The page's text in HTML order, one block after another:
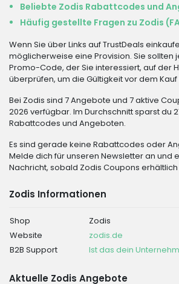
Beliebte Zodis Rabattcodes und
Häufig gestellte Fragen zu Zodis
Wenn Sie über Links auf TrustDeals
möglicherweise eine Provision. Sie sollten
Promo-Code, der Sie interessiert, auf der
überprüfen, um die Gültigkeit vor dem
Bei Zodis sind 7 Angebote und 7 aktive
2026 verfügbar. Im Durchschnitt sparst du
Rabattcodes und Angeboten.
Es sind gerade keine Rabattcodes oder
Melde dich für unseren Newsletter an und
Nachricht, sobald Zodis Coupons erhältlich
Zodis Informationen
Shop
Zodis
Website
zodis.de
B2B Support
Ist das dein
Aktuelle Zodis Angebote